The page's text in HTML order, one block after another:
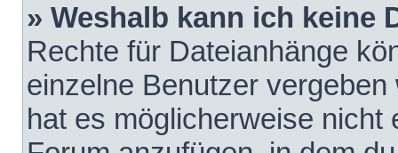
» Weshalb kann ich keine
Rechte für Dateianhänge
einzelne Benutzer
hat es möglicherweise nicht